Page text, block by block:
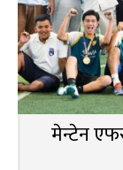
मेन्टेन